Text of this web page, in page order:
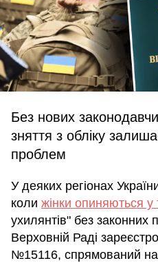
Без нових
зняття з обліку
проблем
У деяких регіонах
коли жінки опиняються у
ухилянтів" без законних
Верховній Раді
№15116, спрямований на